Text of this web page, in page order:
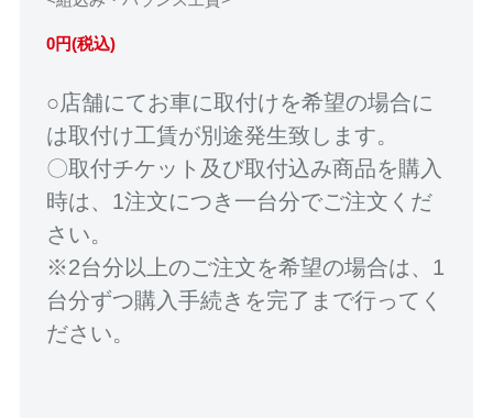
0円(税込)
○店舗にてお車に取付けを希望の場合に
は取付け工賃が別途発生致します。
〇取付チケット及び取付込み商品を購入
時は、1注文につき一台分でご注文くだ
さい。
※2台分以上のご注文を希望の場合は、1
台分ずつ購入手続きを完了まで行ってく
ださい。